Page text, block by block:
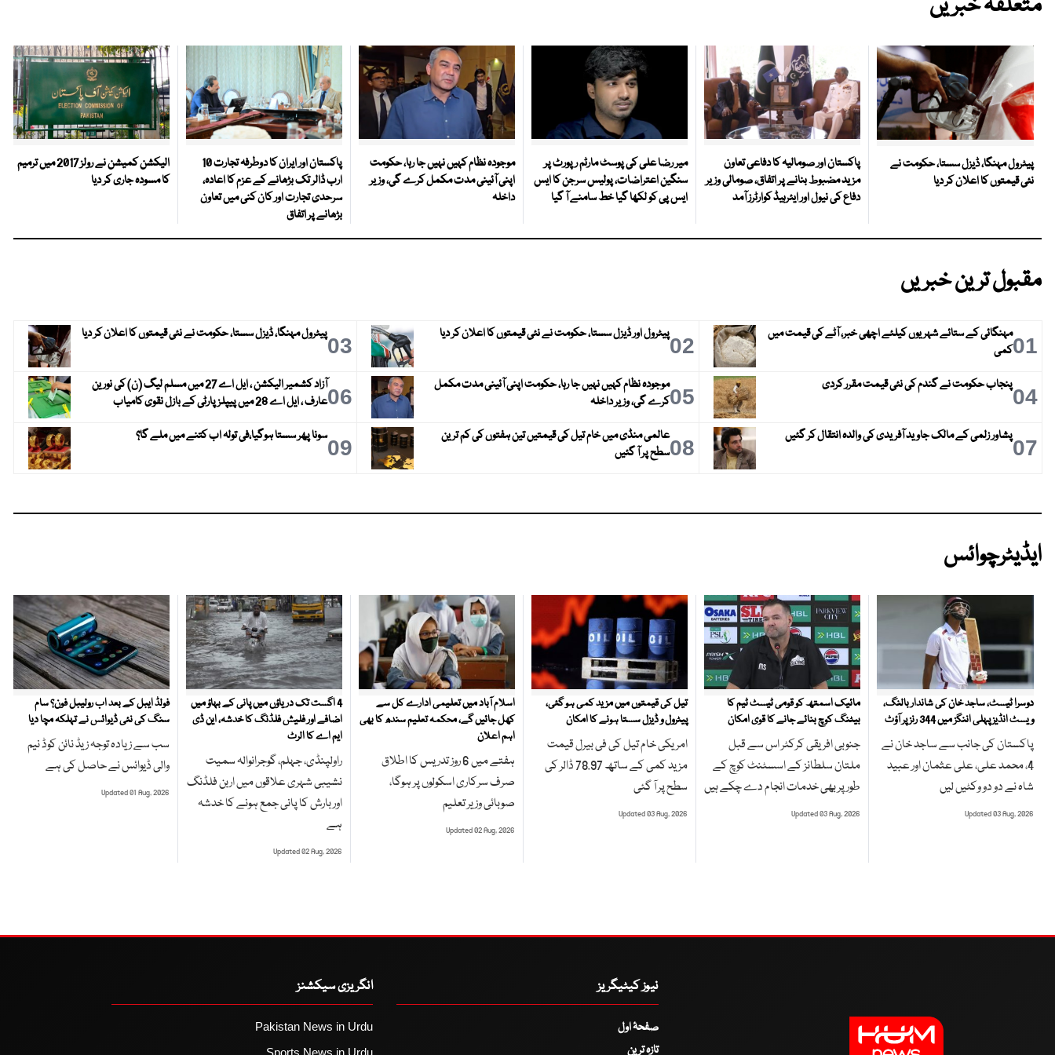
پیٹرول مہنگا، ڈیزل سستا، حکومت نے
نئی قیمتوں کا اعلان کر دیا
پاکستان اور صومالیہ کا دفاعی تعاون
مزید مضبوط بنانے پر اتفاق، صومالی وزیر
دفاع کی نیول اور ایئرہیڈ کوارٹرز آمد
میر رضا علی کی پوسٹ مارٹم رپورٹ پر
سنگین اعتراضات، پولیس سرجن کا ایس
ایس پی کو لکھا گیا خط سامنے آ گیا
موجودہ نظام کہیں نہیں جا رہا، حکومت
اپنی آئینی مدت مکمل کرے گی، وزیر
داخلہ
پاکستان اور ایران کا دوطرفہ تجارت 10
ارب ڈالر تک بڑھانے کے عزم کا اعادہ،
سرحدی تجارت اور کان کنی میں تعاون
بڑھانے پر اتفاق
الیکشن کمیشن نے رولز 2017 میں ترمیم
کا مسودہ جاری کر دیا
مقبول ترین خبریں
01مہنگائی کے ستائے شہریوں کیلئے اچھی خبر، آٹے کی قیمت میں
کمی
02پیٹرول اور ڈیزل سستا، حکومت نے نئی قیمتوں کا اعلان کر دیا 03پیٹرول مہنگا، ڈیزل سستا، حکومت نے نئی قیمتوں کا اعلان کر دیا
04پنجاب حکومت نے گندم کی نئی قیمت مقرر کردی 05موجودہ نظام کہیں نہیں جا رہا، حکومت اپنی آئینی مدت مکمل
کرے گی، وزیر داخلہ
06
آزاد کشمیر الیکشن ، ایل اے 27 میں مسلم لیگ (ن) کی نورین
عارف ، ایل اے 28 میں پیپلز پارٹی کے بازل نقوی کامیاب
07پشاور زلمی کے مالک جاوید آفریدی کی والدہ انتقال کر گئیں 08عالمی منڈی میں خام تیل کی قیمتیں تین ہفتوں کی کم ترین
سطح پر آ گئیں
09سونا پھر سستا ہوگیا،فی تولہ اب کتنے میں ملے گا؟
ایڈیٹرچوائس
دوسرا ٹیسٹ، ساجد خان کی شاندار بالنگ،
ویسٹ انڈیز پہلی اننگز میں 344 رنز پر آؤٹ
پاکستان کی جانب سے ساجد خان نے
4، محمد علی، علی عثمان اور عبید
شاہ نے دو دو وکٹیں لیں
Updated 03 Aug, 2026
مائیک اسمتھ کو قومی ٹیسٹ ٹیم کا
بیٹنگ کوچ بنائے جانے کا قوی امکان
جنوبی افریقی کرکٹر اس سے قبل
ملتان سلطانز کے اسسٹنٹ کوچ کے
طور پر بھی خدمات انجام دے چکے ہیں
Updated 03 Aug, 2026
تیل کی قیمتوں میں مزید کمی ہو گئی،
پیٹرول و ڈیزل سستا ہونے کا امکان
امریکی خام تیل کی فی بیرل قیمت
مزید کمی کے ساتھ 78.97 ڈالر کی
سطح پر آ گئی
Updated 03 Aug, 2026
اسلام آباد میں تعلیمی ادارے کل سے
کھل جائیں گے، محکمہ تعلیم سندھ کا بھی
اہم اعلان
ہفتے میں 6 روز تدریس کا اطلاق
صرف سرکاری اسکولوں پر ہوگا،
صوبائی وزیر تعلیم
Updated 02 Aug, 2026
4 اگست تک دریاؤں میں پانی کے بہاؤ میں
اضافے اور فلیش فلڈنگ کا خدشہ، این ڈی
ایم اے کا الرٹ
راولپنڈی، جہلم، گوجرانوالہ سمیت
نشیبی شہری علاقوں میں اربن فلڈنگ
اور بارش کا پانی جمع ہونے کا خدشہ
ہے
Updated 02 Aug, 2026
فولڈ ایبل کے بعد اب رولیبل فون؟ سام
سنگ کی نئی ڈیوائس نے تہلکہ مچا دیا
سب سے زیادہ توجہ زیڈ نائن کوڈ نیم
والی ڈیوائس نے حاصل کی ہے
Updated 01 Aug, 2026
نیوز کیٹیگریز
صفحۂ اول
تازہ ترین
انگریزی سیکشنز
Pakistan News in Urdu
Sports News in Urdu